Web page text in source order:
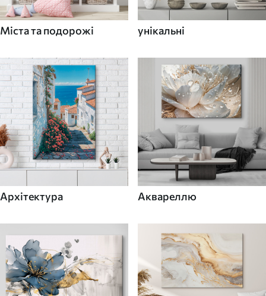
Міста та подорожі унікальні
Архітектура Аквареллю